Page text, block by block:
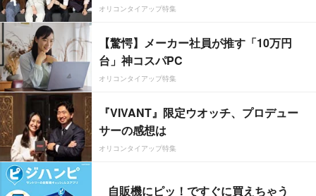
オリコンタイアップ特集
【驚愕】メーカー社員が推す「10万円
台」神コスパPC
オリコンタイアップ特集
『VIVANT』限定ウオッチ、プロデュー
サーの感想は
オリコンタイアップ特集
自販機にピッ！ですぐに買えちゃう